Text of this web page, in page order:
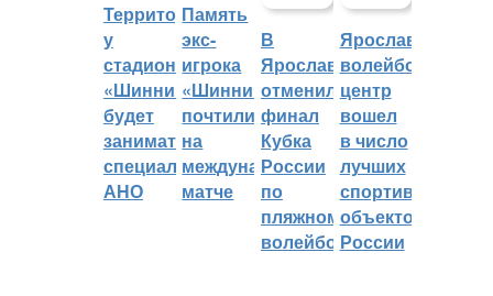
Территорией
у
стадиона
«Шинник»
будет
заниматься
специальное
АНО
Память
экс-
игрока
«Шинника»
почтили
на
международном
матче
В
Ярославле
отменили
финал
Кубка
России
по
пляжному
волейболу
Ярославский
волейбольный
центр
вошел
в число
лучших
спортивных
объектов
России